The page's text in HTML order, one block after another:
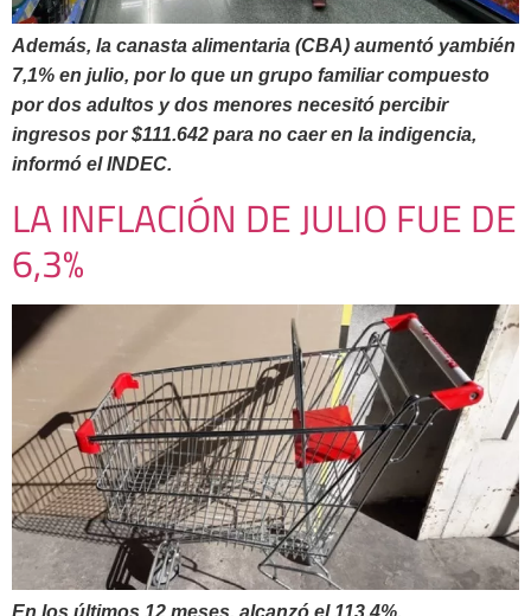
Además, la canasta alimentaria (CBA) aumentó yambién
7,1% en julio, por lo que un grupo familiar compuesto
por dos adultos y dos menores necesitó percibir
ingresos por $111.642 para no caer en la indigencia,
informó el INDEC.
LA INFLACIÓN DE JULIO FUE DE
6,3%